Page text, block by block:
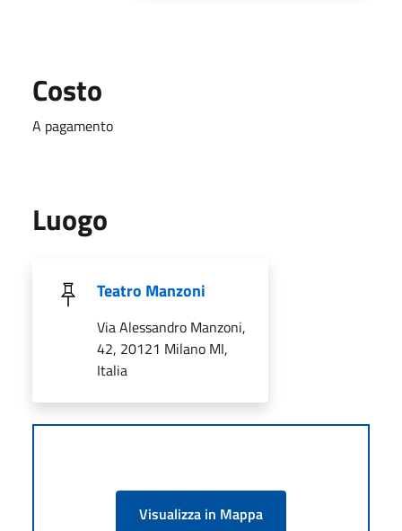
Costo
A pagamento
Luogo
Teatro Manzoni
Via Alessandro Manzoni,
42, 20121 Milano MI,
Italia
Visualizza in Mappa